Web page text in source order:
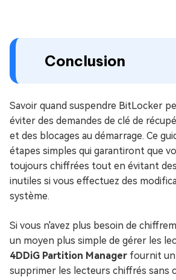
Conclusion
Savoir quand suspendre BitLocker
éviter des demandes de clé de
et des blocages au démarrage. Ce
étapes simples qui garantiront que
toujours chiffrées tout en évitant
inutiles si vous effectuez des
système.
Si vous n'avez plus besoin de
un moyen plus simple de gérer les
4DDiG Partition Manager fournit un
supprimer les lecteurs chiffrés sans